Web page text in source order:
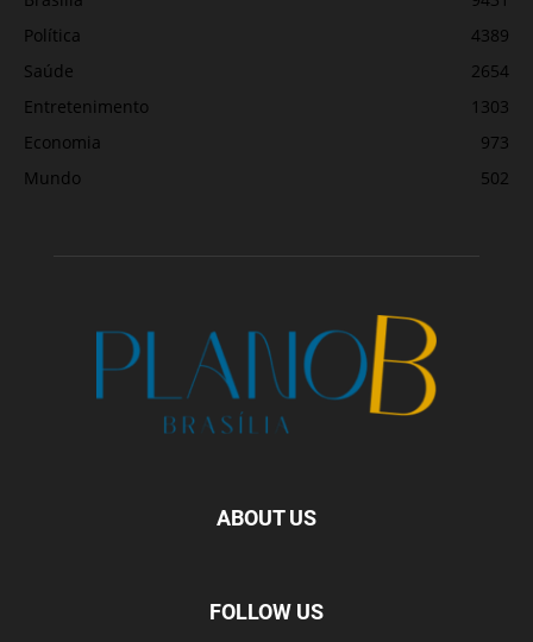
Política
4389
Saúde
2654
Entretenimento
1303
Economia
973
Mundo
502
ABOUT US
FOLLOW US